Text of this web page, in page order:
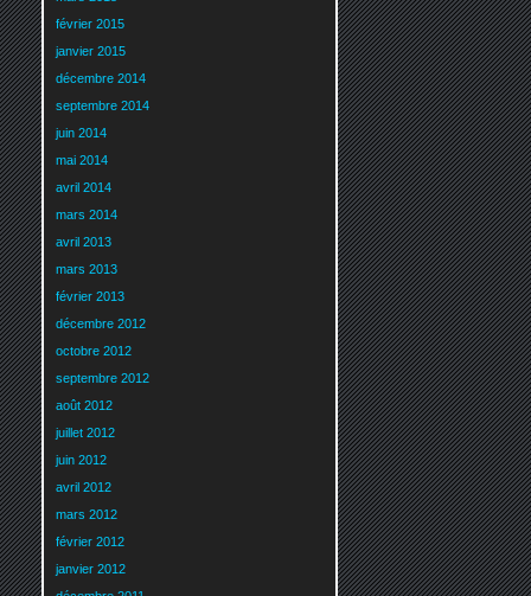
février 2015
janvier 2015
décembre 2014
septembre 2014
juin 2014
mai 2014
avril 2014
mars 2014
avril 2013
mars 2013
février 2013
décembre 2012
octobre 2012
septembre 2012
août 2012
juillet 2012
juin 2012
avril 2012
mars 2012
février 2012
janvier 2012